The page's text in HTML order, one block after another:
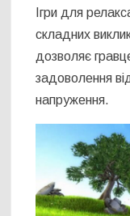
Ігри для
складних
дозволяє
задоволення
напруження.